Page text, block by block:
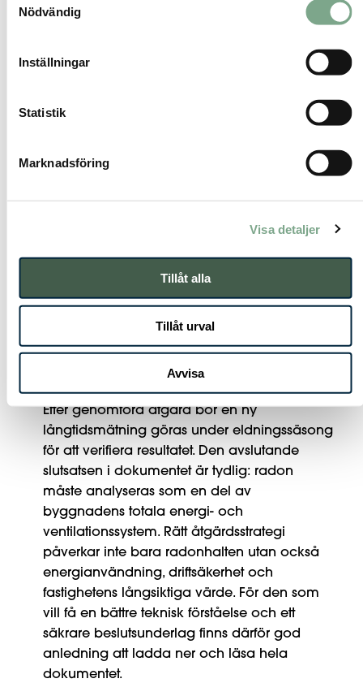
Nödvändig
Inställningar
Statistik
Marknadsföring
Visa detaljer
Tillåt alla
Tillåt urval
Avvisa
vatten kan en radonavskiljare installeras på
helhetsperspektiv
kostnadsnivåer för vanliga åtgärder i
cirka 40 000–80 000 kronor och en
radonavskiljare för vatten cirka 30 000–70 000
kronor. För förbättrad ventilation, till exempel
FTX, varierar kostnaden mer beroende på
förstudie och mätning är avgörande för att
undvika onödiga eller överdimensionerade
Efter genomförd åtgärd bör en ny
långtidsmätning göras under eldningssäsong
för att verifiera resultatet. Den avslutande
slutsatsen i dokumentet är tydlig: radon
måste analyseras som en del av
byggnadens totala energi- och
ventilationssystem. Rätt åtgärdsstrategi
påverkar inte bara radonhalten utan också
energianvändning, driftsäkerhet och
fastighetens långsiktiga värde. För den som
vill få en bättre teknisk förståelse och ett
säkrare beslutsunderlag finns därför god
anledning att ladda ner och läsa hela
dokumentet.